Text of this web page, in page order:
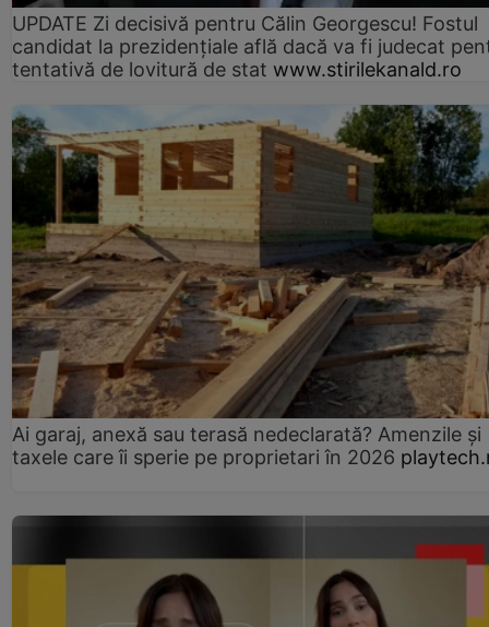
UPDATE Zi decisivă pentru Călin Georgescu! Fostul
candidat la prezidențiale află dacă va fi judecat
tentativă de lovitură de stat www.stirilekanald.ro
Ai garaj, anexă sau terasă nedeclarată? Amenzile și
taxele care îi sperie pe proprietari în 2026